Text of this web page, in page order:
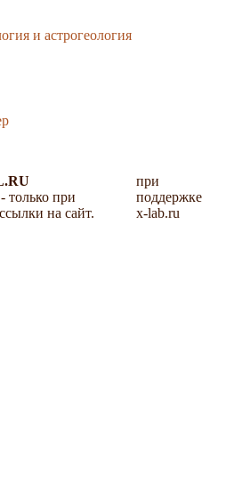
и астрогеология
только при
на сайт.
при
поддержке
x-lab.ru